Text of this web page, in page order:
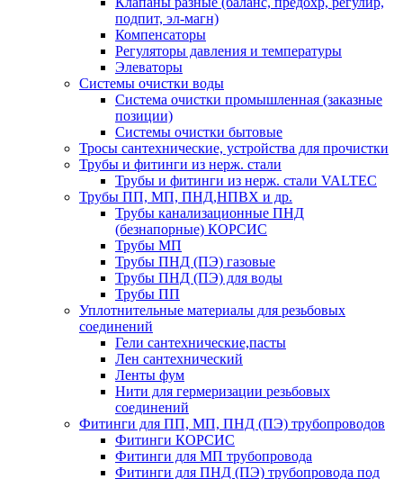
подпит, эл-магн)
Компенсаторы
Регуляторы давления и температуры
Элеваторы
Системы очистки воды
Система очистки промышленная (заказные
позиции)
Системы очистки бытовые
Тросы сантехнические, устройства для прочистки
Трубы и фитинги из нерж. стали
Трубы и фитинги из нерж. стали VALTEC
Трубы ПП, МП, ПНД,НПВХ и др.
Трубы канализационные ПНД
(безнапорные) КОРСИС
Трубы МП
Трубы ПНД (ПЭ) газовые
Трубы ПНД (ПЭ) для воды
Трубы ПП
Уплотнительные материалы для резьбовых
соединений
Гели сантехнические,пасты
Лен сантехнический
Ленты фум
Нити для гермеризации резьбовых
соединений
Фитинги для ПП, МП, ПНД (ПЭ) трубопроводов
Фитинги КОРСИС
Фитинги для МП трубопровода
Фитинги для ПНД (ПЭ) трубопровода под